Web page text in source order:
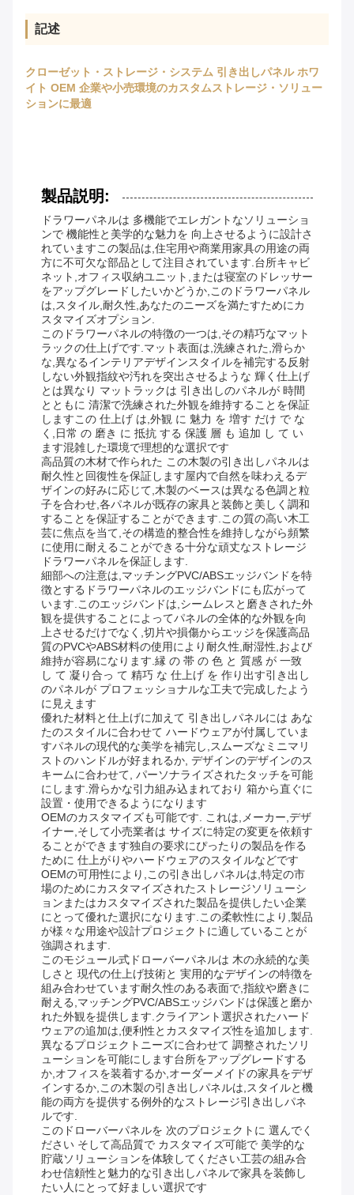
記述
クローゼット・ストレージ・システム 引き出しパネル ホワ
イト OEM 企業や小売環境のカスタムストレージ・ソリュー
ションに最適
製品説明:
ドラワーパネルは 多機能でエレガントなソリューショ
ンで 機能性と美学的な魅力を 向上させるように設計さ
れていますこの製品は,住宅用や商業用家具の用途の両
方に不可欠な部品として注目されています.台所キャビ
ネット,オフィス収納ユニット,または寝室のドレッサー
をアップグレードしたいかどうか,このドラワーパネル
は,スタイル,耐久性,あなたのニーズを満たすためにカ
スタマイズオプション.
このドラワーパネルの特徴の一つは,その精巧なマット
ラックの仕上げです.マット表面は,洗練された,滑らか
な,異なるインテリアデザインスタイルを補完する反射
しない外観指紋や汚れを突出させるような 輝く仕上げ
とは異なり マットラックは 引き出しのパネルが 時間
とともに 清潔で洗練された外観を維持することを保証
しますこの 仕上げ は,外観 に 魅力 を 増す だけ で な
く,日常 の 磨き に 抵抗 する 保護 層 も 追加 し て い
ます混雑した環境で理想的な選択です
高品質の木材で作られた この木製の引き出しパネルは
耐久性と回復性を保証します屋内で自然を味わえるデ
ザインの好みに応じて,木製のベースは異なる色調と粒
子を合わせ,各パネルが既存の家具と装飾と美しく調和
することを保証することができます.この質の高い木工
芸に焦点を当て,その構造的整合性を維持しながら頻繁
に使用に耐えることができる十分な頑丈なストレージ
ドラワーパネルを保証します.
細部への注意は,マッチングPVC/ABSエッジバンドを特
徴とするドラワーパネルのエッジバンドにも広がって
います.このエッジバンドは,シームレスと磨きされた外
観を提供することによってパネルの全体的な外観を向
上させるだけでなく,切片や損傷からエッジを保護高品
質のPVCやABS材料の使用により耐久性,耐湿性,および
維持が容易になります.縁 の 帯 の 色 と 質感 が 一致
し て 凝り合っ て 精巧 な 仕上げ を 作り出す引き出し
のパネルが プロフェッショナルな工夫で完成したよう
に見えます
優れた材料と仕上げに加えて 引き出しパネルには あな
たのスタイルに合わせて ハードウェアが付属していま
すパネルの現代的な美学を補完し,スムーズなミニマリ
ストのハンドルが好まれるか, デザインのデザインのス
キームに合わせて, パーソナライズされたタッチを可能
にします.滑らかな引力組み込まれており 箱から直ぐに
設置・使用できるようになります
OEMのカスタマイズも可能です. これは,メーカー,デザ
イナー,そして小売業者は サイズに特定の変更を依頼す
ることができます独自の要求にぴったりの製品を作る
ために 仕上がりやハードウェアのスタイルなどです
OEMの可用性により,この引き出しパネルは,特定の市
場のためにカスタマイズされたストレージソリューシ
ョンまたはカスタマイズされた製品を提供したい企業
にとって優れた選択になります.この柔軟性により,製品
が様々な用途や設計プロジェクトに適していることが
強調されます.
このモジュール式ドローバーパネルは 木の永続的な美
しさと 現代の仕上げ技術と 実用的なデザインの特徴を
組み合わせています耐久性のある表面で,指紋や磨きに
耐える,マッチングPVC/ABSエッジバンドは保護と磨か
れた外観を提供します.クライアント選択されたハード
ウェアの追加は,便利性とカスタマイズ性を追加します.
異なるプロジェクトニーズに合わせて 調整されたソリ
ューションを可能にします台所をアップグレードする
か,オフィスを装着するか,オーダーメイドの家具をデザ
インするか,この木製の引き出しパネルは,スタイルと機
能の両方を提供する例外的なストレージ引き出しパネ
ルです.
このドローバーパネルを 次のプロジェクトに 選んでく
ださい そして高品質で カスタマイズ可能で 美学的な
貯蔵ソリューションを体験してください工芸の組み合
わせ信頼性と魅力的な引き出しパネルで家具を装飾し
たい人にとって好ましい選択です